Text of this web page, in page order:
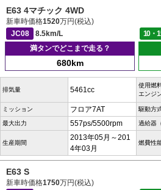
E63 4マチック 4WD
新車時価格1520万円(税込)
JC08
8.5km/L 10・
満タンでどこまで走る？
680km
排気量 5461cc
使用燃
エンジ
ミッション フロア7AT 駆動方
最大出力 557ps/5500rpm 過給器
生産期間
2013年05月～201
4年03月
燃費性
E63 S
新車時価格1750万円(税込)